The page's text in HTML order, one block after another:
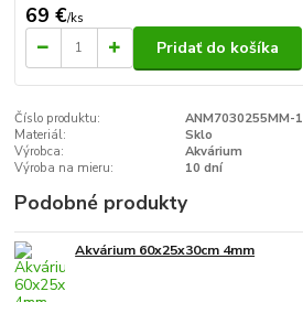
69 €/ks
Pridať do košíka
Číslo produktu:
ANM7030255MM-1
Materiál:
Sklo
Výrobca:
Akvárium
Výroba na mieru:
10 dní
Podobné produkty
Akvárium 60x25x30cm 4mm